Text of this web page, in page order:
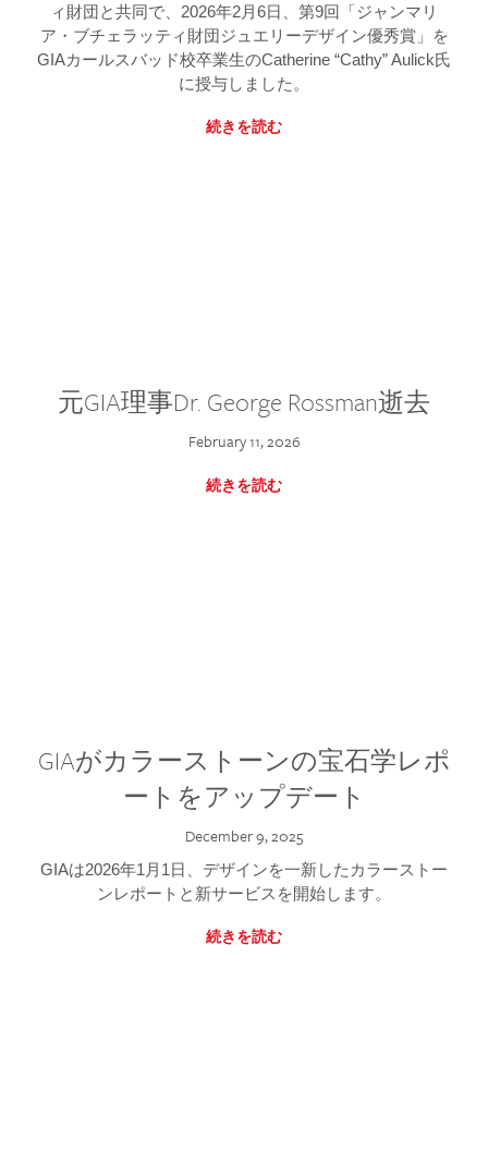
ィ財団と共同で、2026年2月6日、第9回「ジャンマリ
ア・ブチェラッティ財団ジュエリーデザイン優秀賞」を
GIAカールスバッド校卒業生のCatherine “Cathy” Aulick氏
に授与しました。
続きを読む
元GIA理事Dr. George Rossman逝去
February 11, 2026
続きを読む
GIAがカラーストーンの宝石学レポ
ートをアップデート
December 9, 2025
GIAは2026年1月1日、デザインを一新したカラーストー
ンレポートと新サービスを開始します。
続きを読む